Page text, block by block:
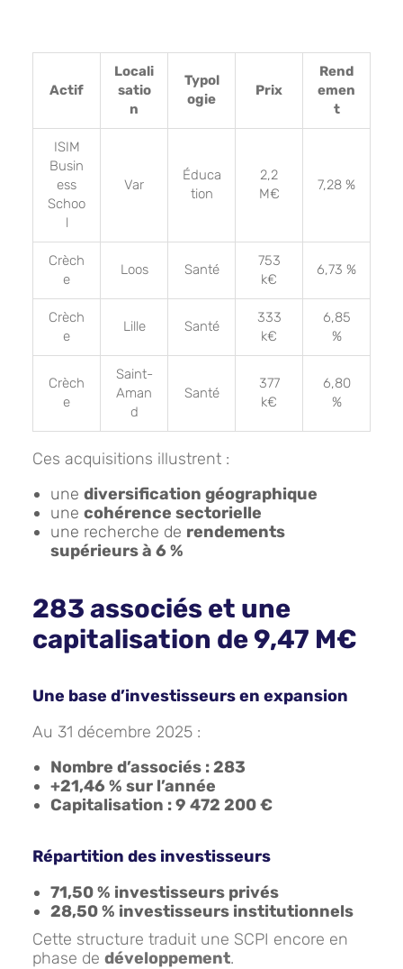
Actif
Locali
satio
n
Typol
ogie
Prix
Rend
emen
t
ISIM
Busin
ess
Schoo
l
Var
Éduca
tion
2,2
M€
7,28 %
Crèch
e
Loos Santé
753
k€
6,73 %
Crèch
e
Lille Santé
333
k€
6,85
%
Crèch
e
Saint-
Aman
d
Santé
377
k€
6,80
%
Ces acquisitions illustrent :
une diversification géographique
une cohérence sectorielle
une recherche de rendements
supérieurs à 6 %
283 associés et une
capitalisation de 9,47 M€
Une base d’investisseurs en expansion
Au 31 décembre 2025 :
Nombre d’associés : 283
+21,46 % sur l’année
Capitalisation : 9 472 200 €
Répartition des investisseurs
71,50 % investisseurs privés
28,50 % investisseurs institutionnels
Cette structure traduit une SCPI encore en
phase de développement.